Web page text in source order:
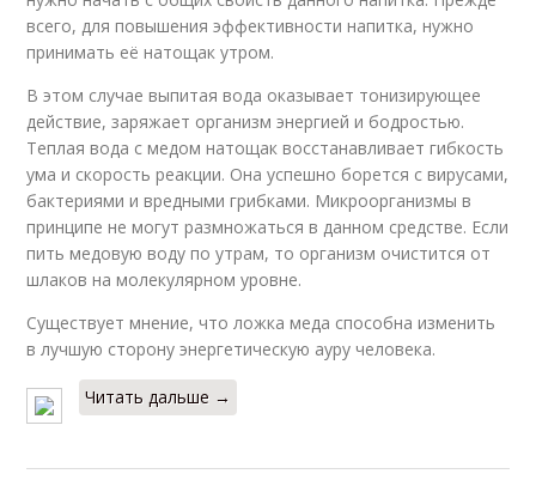
всего, для повышения эффективности напитка, нужно
принимать её натощак утром.
В этом случае выпитая вода оказывает тонизирующее
действие, заряжает организм энергией и бодростью.
Теплая вода с медом натощак восстанавливает гибкость
ума и скорость реакции. Она успешно борется с вирусами,
бактериями и вредными грибками. Микроорганизмы в
принципе не могут размножаться в данном средстве. Если
пить медовую воду по утрам, то организм очистится от
шлаков на молекулярном уровне.
Существует мнение, что ложка меда способна изменить
в лучшую сторону энергетическую ауру человека.
Читать дальше →